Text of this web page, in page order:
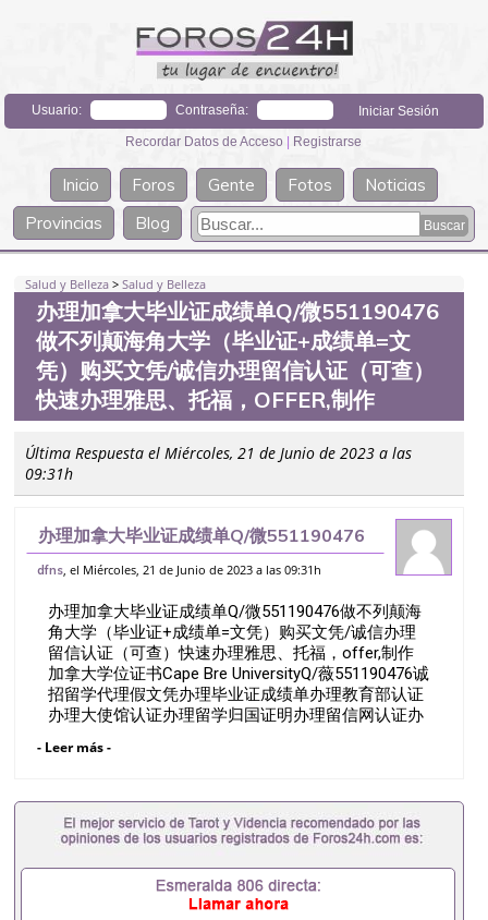
Usuario: Contraseña:
Recordar Datos de Acceso | Registrarse
Inicio Foros Gente Fotos
Noticias
Provincias
Blog
Salud y Belleza >Salud y Belleza
办理加拿大毕业证成绩单Q/微551190476
做不列颠海角大学（毕业证+成绩单=文
凭）购买文凭/诚信办理留信认证（可查）
快速办理雅思、托福，OFFER,制作
Última Respuesta el Miércoles, 21 de Junio de 2023 a las
09:31h
办理加拿大毕业证成绩单Q/微551190476
做不列颠海角大学（毕业证+成绩单=文
快速办理雅思、托福，offer,制作
dfns , el Miércoles, 21 de Junio de 2023 a las 09:31h
办理加拿大毕业证成绩单Q/微551190476做不列颠海
角大学（毕业证+成绩单=文凭）购买文凭/诚信办理
留信认证（可查）快速办理雅思、托福，offer,制作
加拿大学位证书Cape Bre UniversityQ/薇551190476诚
招留学代理假文凭办理毕业证成绩单办理教育部认证
办理大使馆认证办理留学归国证明办理留信网认证办
办理学位证书办理美国文凭办理澳洲文凭办理英国文
1、毕业证+成绩单+留学回国人员证明+教育部认证,
录取通知书，雅思。（全套留学回国必备证明材料，
给父母及亲朋好友一份完美交代）； 2、雅思、托
请学校、转学，甚至是申请工签都可以用到）。 注：
上述材料，随时都可以安排办理，毕业证成绩单，学
- Leer más -